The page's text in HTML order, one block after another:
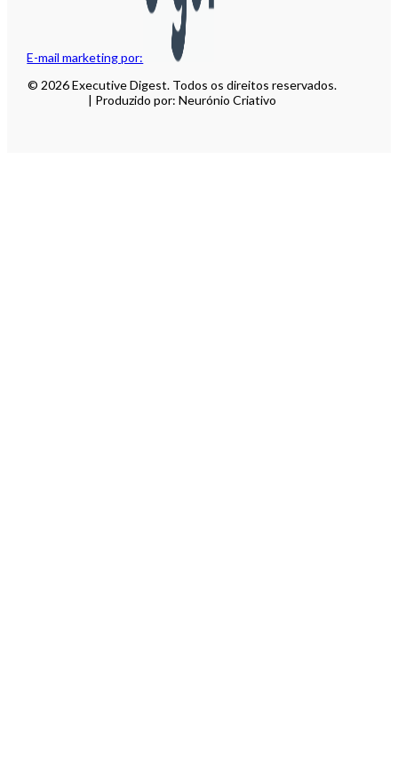
E-mail marketing por:
© 2026 Executive Digest. Todos os direitos reservados.
| Produzido por: Neurónio Criativo